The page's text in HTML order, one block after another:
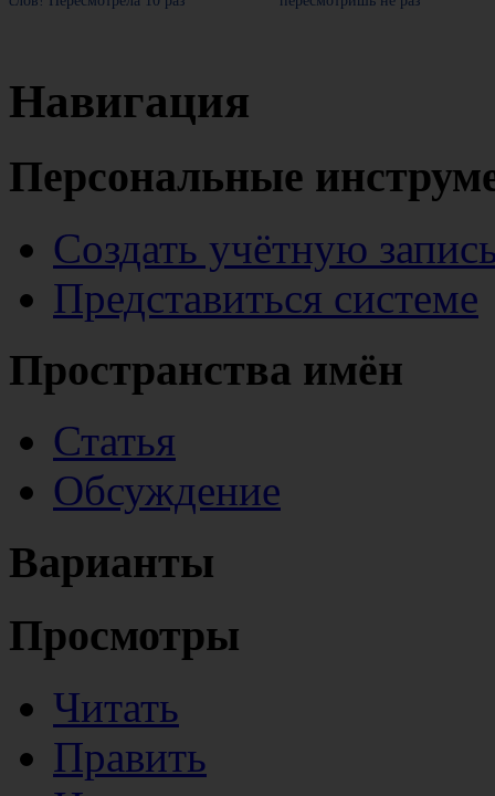
Навигация
Персональные
Создать учётную
Представиться системе
Пространства имён
Статья
Обсуждение
Варианты
Просмотры
Читать
Править